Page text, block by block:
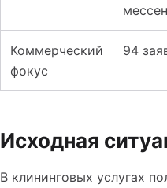
Коммерческий
фокус
94
Исходная
В клининговых услугах